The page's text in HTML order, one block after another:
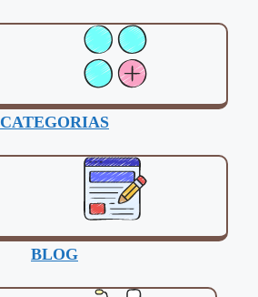
CATEGORIAS
BLOG